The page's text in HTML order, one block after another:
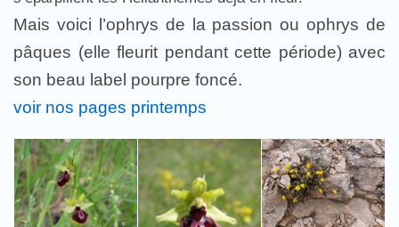
Mais voici l’ophrys de la passion ou ophrys de
pâques (elle fleurit pendant cette période) avec
son beau label pourpre foncé.
voir nos pages printemps